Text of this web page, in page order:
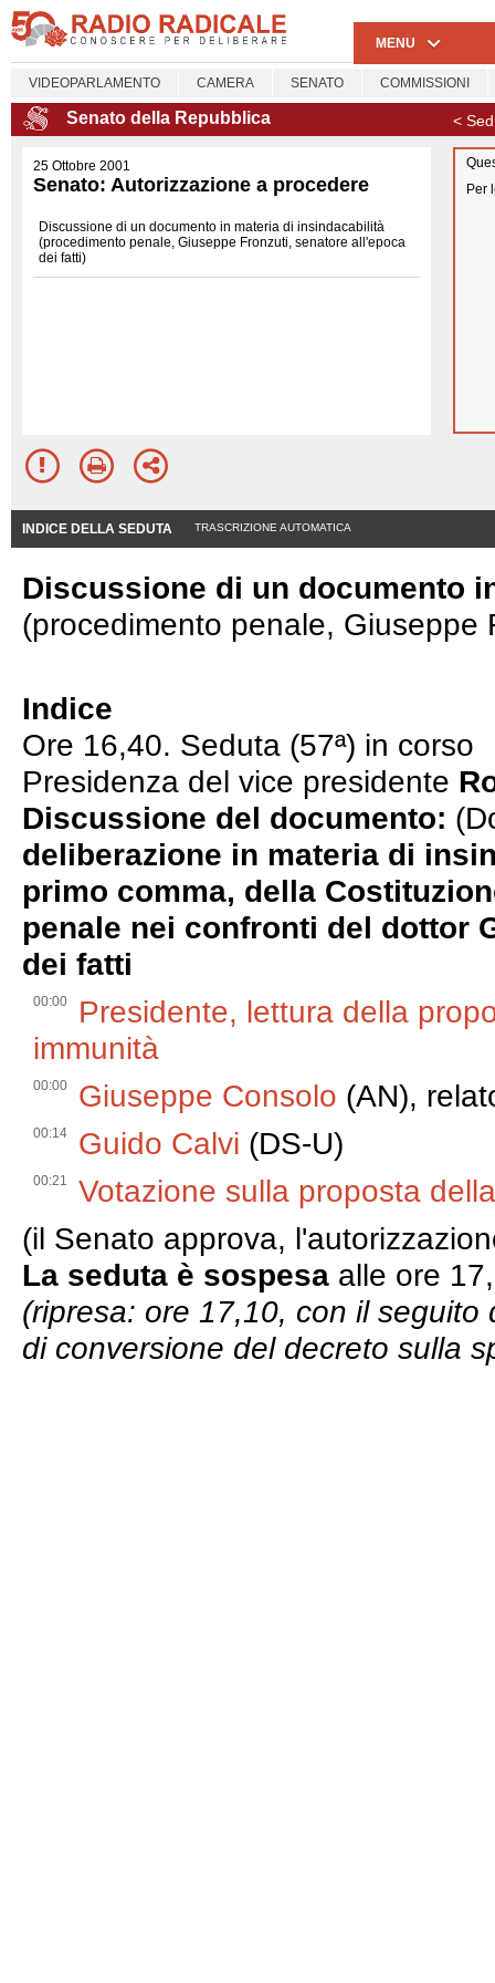
MENU
VIDEOPARLAMENTO CAMERA SENATO COMMISSIONI
Senato della Repubblica <
25 Ottobre 2001
Senato: Autorizzazione a procedere
Discussione di un documento in materia di insindacabilità
(procedimento penale, Giuseppe Fronzuti, senatore all'epoca
dei fatti)
Per
INDICE DELLA SEDUTA TRASCRIZIONE AUTOMATICA
Discussione di un documento
(procedimento penale,
Indice
Ore 16,40. Seduta (57ª) in corso
Presidenza del vice presidente
Discussione del documento:
deliberazione in materia di
primo comma, della
penale nei confronti del dottor
dei fatti
00:00
Presidente, lettura della
immunità
00:00 Giuseppe Consolo (AN),
00:14 Guido Calvi (DS-U)
00:21
Votazione sulla proposta
(il Senato approva,
La seduta è sospesa alle ore
(ripresa: ore 17,10, con il
di conversione del decreto sulla